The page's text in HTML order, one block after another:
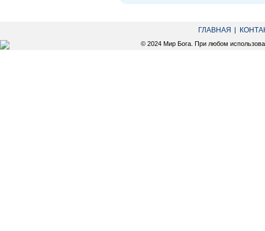
ГЛАВНАЯ
© 2024 Мир Бога. При любом